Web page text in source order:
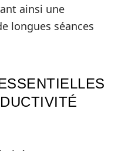
ainsi une
longues séances